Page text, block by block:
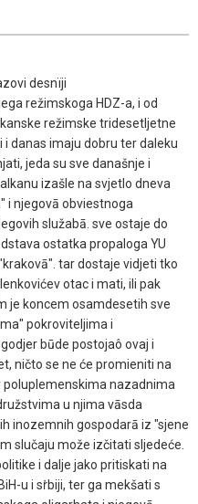
desnïji
režimskoga HDZ-a, i od
režimske tridesetljetne
i danas imaju dobru ter daleku
jeda su sve današnje i
izašle na svjetlo dneva
i njegovā obviestnoga
služabā. sve ostaje do
ostatka propaloga YU
tar dostaje vidjeti tko
otac i mati, ili pak
je koncem osamdesetih sve
pokroviteljima i
būde postojaô ovaj i
ničto se ne će promieniti na
poluplemenskima nazadnima
u njima vāsda
inozemnih gospodarā iz "sjene
slučaju može izčitati sljedeće.
i dalje jako pritiskati na
u i sṙbiji, ter ga mekšati s